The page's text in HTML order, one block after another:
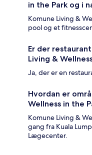
in the Park og i
Komune Living &
pool og et
Er der
Living &
Ja, der er en
Hvordan er
Wellness in the
Komune Living &
gang fra Kuala
Lægecenter.